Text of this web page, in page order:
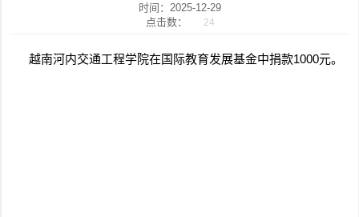
时间：2025-12-29
点击数：
24
越南河内交通工程学院在国际教育发展基金中捐款1000元。